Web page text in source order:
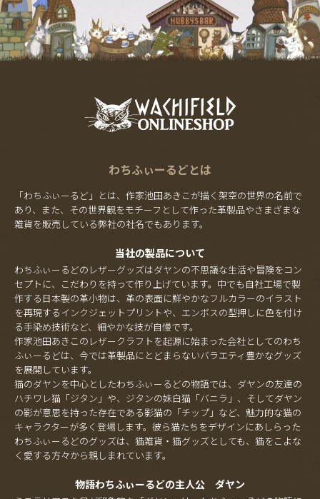
わちふぃーるどとは
「わちふぃーるど」とは、作家池田あきこが描く架空の世界の名前で
あり、また、その世界観をモチーフとして作った革製品やさまざまな
雑貨を販売している弊社の社名でもあります。
当社の製品について
わちふぃーるどのレザーグッズはダヤンの不思議な生活や冒険をコン
セプトに、こだわりを持って作り上げています。中でも自社工場で製
作する日本製の革小物は、革の表面に鮮やかなフルカラーのイラスト
を再現するインクジェットプリントや、エンボスの型押しに色を付け
る手染め技術など、細やかな技が自慢です。
作家池田あきこのレザークラフトを起源に始まった会社としてのわち
ふぃーるどは、今では革製品にとどまらないバラエティ豊かなグッズ
を展開しています。
猫のダヤンを中心としたわちふぃーるどの物語では、ダヤンの友達の
ハチワレ猫「ジタン」や、ジタンの妹白猫「バニラ」、そしてダヤン
の影が意思を持った存在である影猫の「チップ」など、魅力的な猫の
キャラクターが多く登場します。彼ら猫たちをデザインにあしらった
わちふぃーるどのグッズは、猫雑貨・猫グッズとしても、猫をこよな
く愛する方々から親しまれています。
物語わちふぃーるどの主人公 ダヤン